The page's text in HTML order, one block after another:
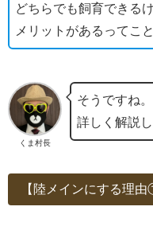
どちらでも飼育できる
メリットがあるってこ
くま村長
そうですね。
詳しく解説
【陸メインにする理